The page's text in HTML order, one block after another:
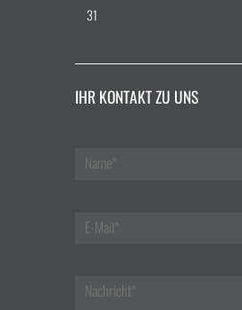
31
IHR KONTAKT ZU UNS